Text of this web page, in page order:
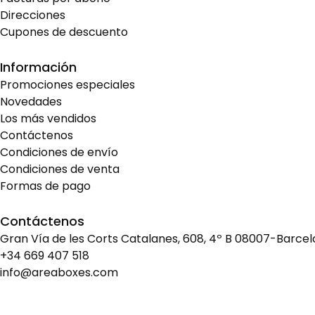
Direcciones
Cupones de descuento
Información
Promociones especiales
Novedades
Los más vendidos
Contáctenos
Condiciones de envío
Condiciones de venta
Formas de pago
Contáctenos
Gran Vía de les Corts Catalanes, 608, 4º B 08007-
+34 669 407 518
info@areaboxes.com